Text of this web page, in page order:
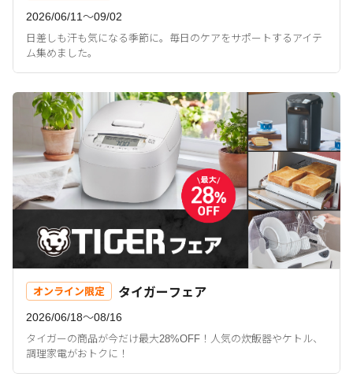
2026/06/11〜09/02
日差しも汗も気になる季節に。毎日のケアをサポートするアイテ
ム集めました。
オンライン限定 タイガーフェア
2026/06/18〜08/16
タイガーの商品が今だけ最大28%OFF！人気の炊飯器やケトル、
調理家電がおトクに！